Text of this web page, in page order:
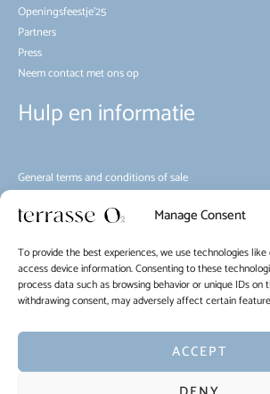
Manage Consent
To provide the best experiences, we use technologies
access device information. Consenting to these
process data such as browsing behavior or unique IDs on
withdrawing consent, may adversely affect certain
ACCEPT
Openingsfeestje’25
Partners
Press
Neem contact met ons op
Hulp en informatie
General terms and conditions of sale
Huisregels
Cookiebeleid (EU)
EN FR NL
Copyright © 2026 La Terrasse O2